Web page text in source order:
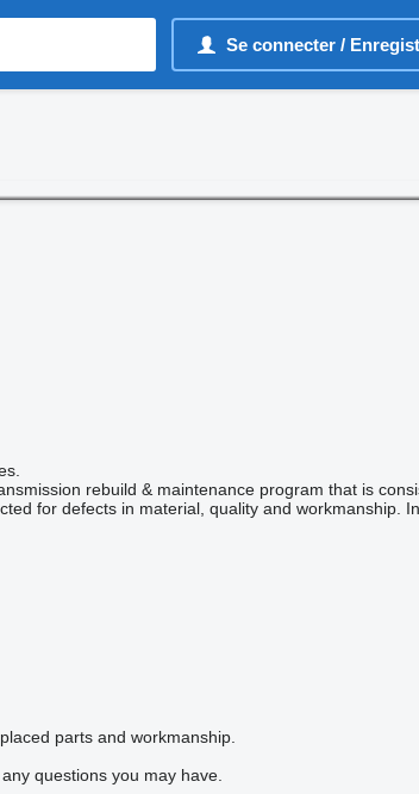
Se connecter /
rebuild & maintenance program that is
for defects in material, quality and workmanship.
parts and workmanship.
questions you may have.